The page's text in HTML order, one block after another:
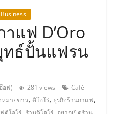
แฟ D’Oro
ทธ์ปั้นแฟรน
อฟ) 281 views
Café
หมายข่าว, ดิโอโร่, ธุรกิจร้านกาแฟ,